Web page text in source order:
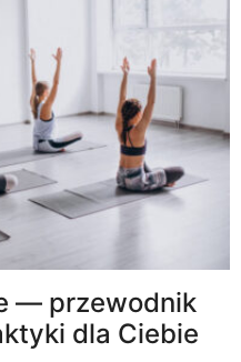
— przewodnik
dla Ciebie